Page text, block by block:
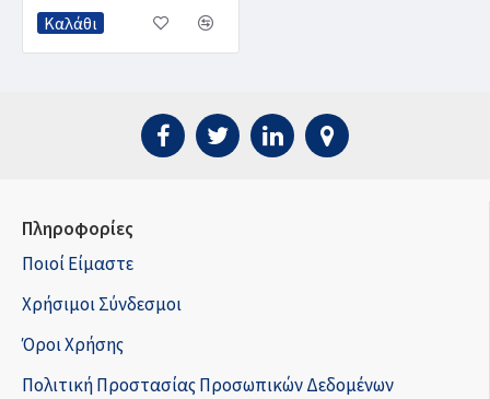
Καλάθι
Πληροφορίες
Ποιοί Είμαστε
Χρήσιμοι Σύνδεσμοι
Όροι Χρήσης
Πολιτική Προστασίας Προσωπικών Δεδομένων